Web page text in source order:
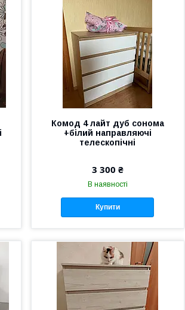
Комод 4 лайт дуб сонома
+білий направляючі
телескопічні
3 300 ₴
В наявності
Купити